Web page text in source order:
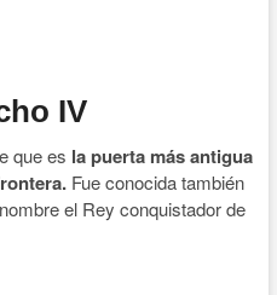
IV
que es la puerta más antigua
Fue conocida también
el Rey conquistador de